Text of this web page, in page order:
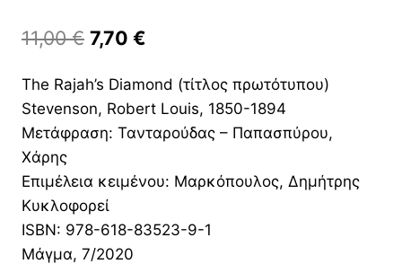
11,00€ Original
was:
11,00 €.
7,70 €
τιμή
είναι:
The Rajah’s Diamond (τίτλος πρωτότυπου)
Stevenson, Robert Louis, 1850-1894
Μετάφραση: Τανταρούδας – Παπασπύρου,
Χάρης
Επιμέλεια κειμένου: Μαρκόπουλος, Δημήτρης
Κυκλοφορεί
ISBN: 978-618-83523-9-1
Μάγμα, 7/2020